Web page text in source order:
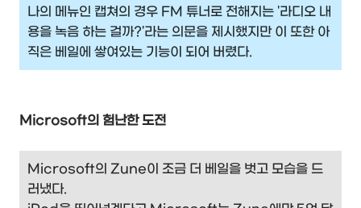
나의 메뉴인 캡쳐의 경우 FM 튜너로 전해지는 '라디오 내
용을 녹음 하는 걸까?'라는 의문을 제시했지만 이 또한 아
직은 베일에 쌓여있는 기능이 되어 버렸다.
Microsoft의 험난한 도전
Microsoft의 Zune이 조금 더 베일을 벗고 모습을 드
러냈다.